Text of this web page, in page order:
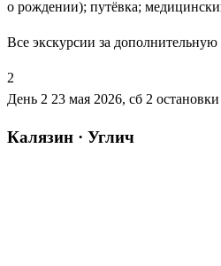
о рождении); путёвка;
Все экскурсии за дополнительную
2
День 2 23 мая 2026, сб 2 остановки
Калязин · Углич